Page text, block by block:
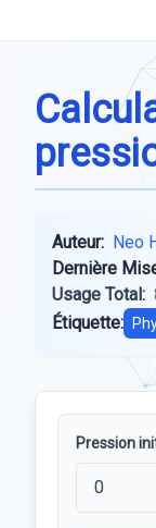
Auteur: Neo
Dernière
Usage Total:
Étiquette:
Pression